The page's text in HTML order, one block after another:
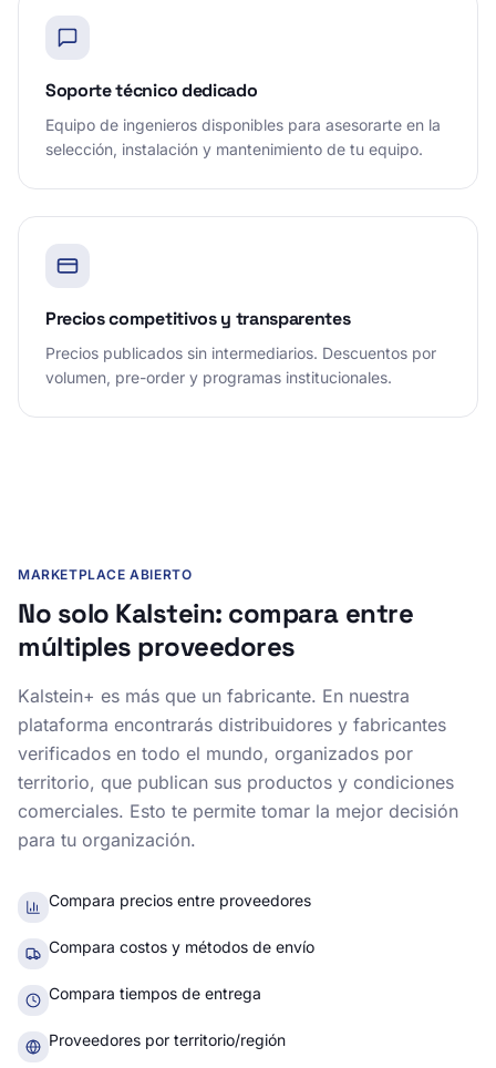
Soporte técnico dedicado
Equipo de ingenieros disponibles para asesorarte en la
selección, instalación y mantenimiento de tu equipo.
Precios competitivos y transparentes
Precios publicados sin intermediarios. Descuentos por
volumen, pre-order y programas institucionales.
MARKETPLACE ABIERTO
No solo Kalstein: compara entre
múltiples proveedores
Kalstein+ es más que un fabricante. En nuestra
plataforma encontrarás distribuidores y fabricantes
verificados en todo el mundo, organizados por
territorio, que publican sus productos y condiciones
comerciales. Esto te permite tomar la mejor decisión
para tu organización.
Compara precios entre proveedores
Compara costos y métodos de envío
Compara tiempos de entrega
Proveedores por territorio/región